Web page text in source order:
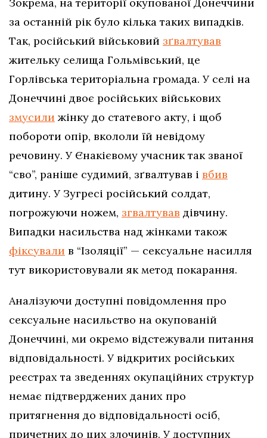
Зокрема, на території окупованої Донеччини
за останній рік було кілька таких випадків.
Так, російський військовий зґвалтував
жительку селища Гольмівський, це
Горлівська територіальна громада. У селі на
Донеччині двоє російських військових
змусили жінку до статевого акту, і щоб
побороти опір, вкололи їй невідому
речовину. У Єнакієвому учасник так званої
“сво”, раніше судимий, зґвалтував і вбив
дитину. У Зугресі російський солдат,
погрожуючи ножем, згвалтував дівчину.
Випадки насильства над жінками також
фіксували в “Ізоляції” — сексуальне насилля
тут використовували як метод покарання.
Аналізуючи доступні повідомлення про
сексуальне насильство на окупованій
Донеччині, ми окремо відстежували питання
відповідальності. У відкритих російських
реєстрах та зведеннях окупаційних структур
немає підтверджених даних про
притягнення до відповідальності осіб,
причетних до цих злочинів. У доступних